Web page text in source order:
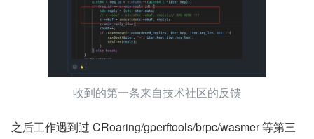
收到的第一条来自技术社区的反馈
之后工作遇到过 CRoaring/gperftools/brpc/wasmer 等第三